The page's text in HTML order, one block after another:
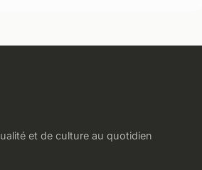
et de culture au quotidien